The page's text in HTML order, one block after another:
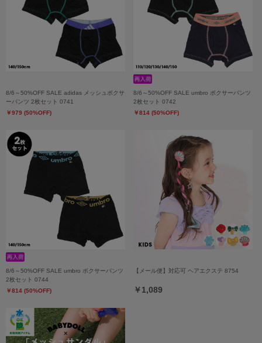
8/6～50%OFF SALE adidas メッシュボクサ
ーパンツ 2枚セット 0741
￥979 (50%OFF)
8/6～50%OFF SALE umbro ボクサーパンツ
2枚セット 0742
￥814 (50%OFF)
8/6～50%OFF SALE umbro ボクサーパンツ
2枚セット 0744
￥814 (50%OFF)
【メール便】対応可 ヘアエクステ 8754
￥1,089